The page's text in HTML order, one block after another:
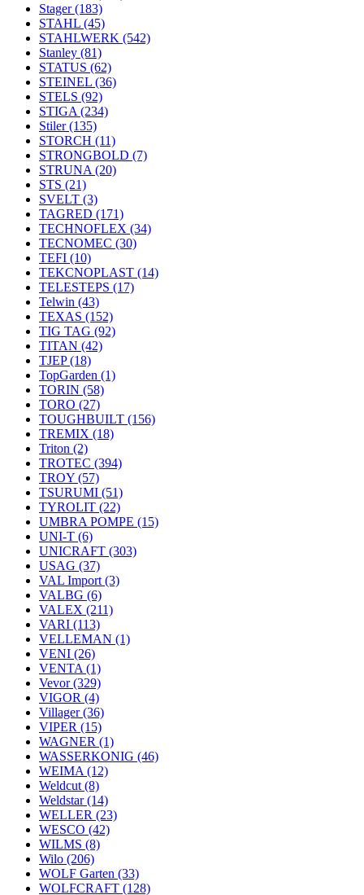
Stager(183)
STAHL (45)
STAHLWERK (542)
Stanley (81)
STATUS (62)
STEINEL (36)
STELS (92)
STIGA (234)
Stiler(135)
STORCH (11)
STRONGBOLD (7)
STRUNA (20)
STS (21)
SVELT (3)
TAGRED (171)
TECHNOFLEX (34)
TECNOMEC (30)
TEFI (10)
TEKCNOPLAST (14)
TELESTEPS (17)
Telwin (43)
TEXAS (152)
TIG TAG (92)
TITAN (42)
TJEP(18)
TopGarden (1)
TORIN (58)
TORO (27)
TOUGHBUILT (156)
TREMIX (18)
Triton (2)
TROTEC (394)
TROY (57)
TSURUMI (51)
TYROLIT (22)
UMBRA POMPE (15)
UNI-T (6)
UNICRAFT (303)
USAG (37)
VAL Import (3)
VALBG (6)
VALEX (211)
VARI (113)
VELLEMAN (1)
VENI (26)
VENTA (1)
Vevor(329)
VIGOR (4)
Villager(36)
VIPER (15)
WAGNER (1)
WASSERKONIG (46)
WEIMA (12)
Weldcut (8)
Weldstar(14)
WELLER (23)
WESCO (42)
WILMS (8)
Wilo (206)
WOLF Garten (33)
WOLFCRAFT (128)